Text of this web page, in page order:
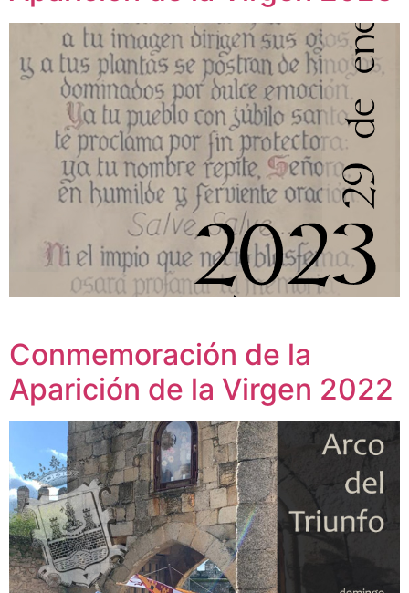
Conmemoración de la
Aparición de la Virgen 2022